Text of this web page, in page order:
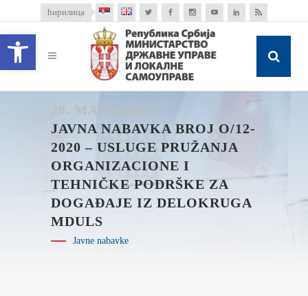
Open toolbar
ћирилица
26. MAJA 2020.
JAVNA NABAVKA BROJ O/12-
2020 – USLUGE PRUŽANJA
ORGANIZACIONE I
TEHNIČKE PODRŠKE ZA
DOGAĐAJE IZ DELOKRUGA
MDULS
Javne nabavke